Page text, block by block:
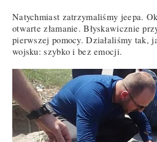
Natychmiast zatrzymaliśmy jeepa.
otwarte złamanie. Błyskawicznie
pierwszej pomocy. Działaliśmy tak,
wojsku: szybko i bez emocji.